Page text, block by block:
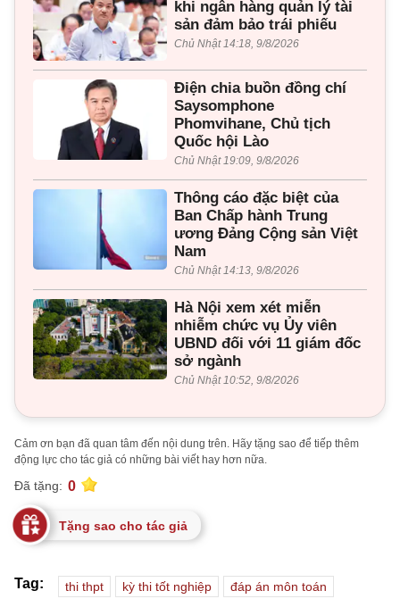
khi ngân hàng quản lý tài
sản đảm bảo trái phiếu
Chủ Nhật 14:18, 9/8/2026
Điện chia buồn đồng chí
Saysomphone
Phomvihane, Chủ tịch
Quốc hội Lào
Chủ Nhật 19:09, 9/8/2026
Thông cáo đặc biệt của
Ban Chấp hành Trung
ương Đảng Cộng sản Việt
Nam
Chủ Nhật 14:13, 9/8/2026
Hà Nội xem xét miễn
nhiễm chức vụ Ủy viên
UBND đối với 11 giám đốc
sở ngành
Chủ Nhật 10:52, 9/8/2026
Cảm ơn bạn đã quan tâm đến nội dung trên. Hãy tặng sao để tiếp thêm
động lực cho tác giả có những bài viết hay hơn nữa.
Đã tặng: 0
Tặng sao cho tác giả
Tag: thi thpt kỳ thi tốt nghiệp đáp án môn toán